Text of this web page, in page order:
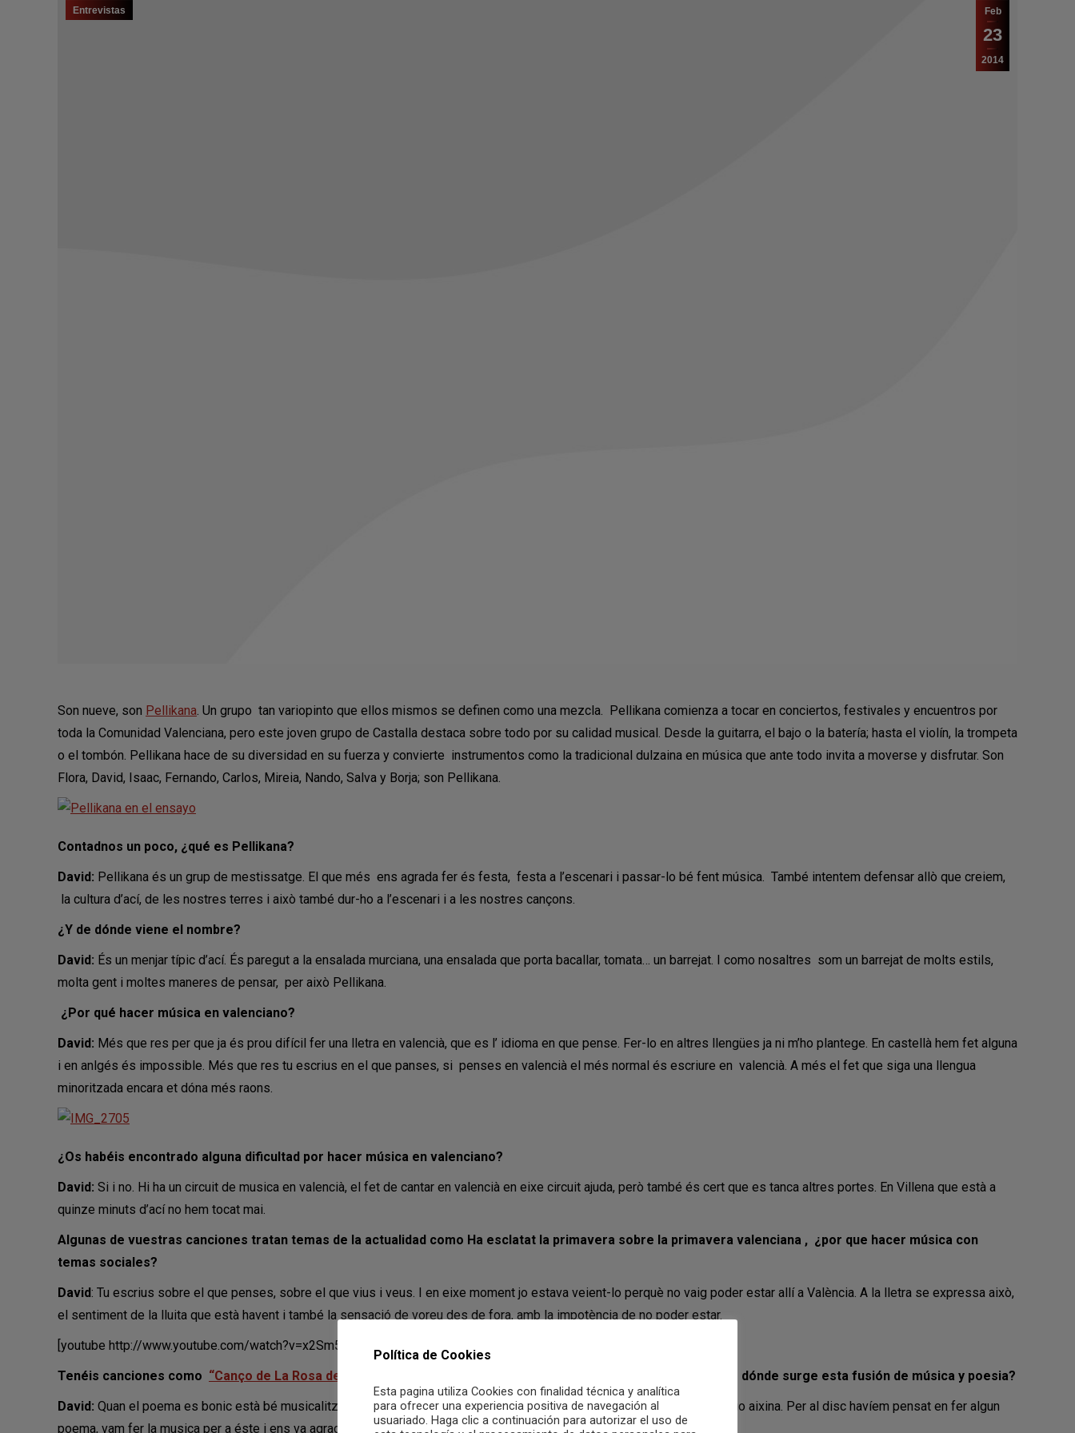
Feb
23
2014
Entrevistas
Son nueve, son Pellikana. Un grupo tan variopinto que ellos mismos se definen como una mezcla. Pellikana comienza a tocar en conciertos, festivales y encuentros por
toda la Comunidad Valenciana, pero este joven grupo de Castalla destaca sobre todo por su calidad musical. Desde la guitarra, el bajo o la batería; hasta el violín, la trompeta
o el tombón. Pellikana hace de su diversidad en su fuerza y convierte instrumentos como la tradicional dulzaina en música que ante todo invita a moverse y disfrutar. Son
Flora, David, Isaac, Fernando, Carlos, Mireia, Nando, Salva y Borja; son Pellikana.
Contadnos un poco, ¿qué es Pellikana?
David: Pellikana és un grup de mestissatge. El que més ens agrada fer és festa, festa a l’escenari i passar-lo bé fent música. També intentem defensar allò que creiem,
la cultura d’ací, de les nostres terres i això també dur-ho a l’escenari i a les nostres cançons.
¿Y de dónde viene el nombre?
David: És un menjar típic d’ací. És paregut a la ensalada murciana, una ensalada que porta bacallar, tomata… un barrejat. I como nosaltres som un barrejat de molts estils,
molta gent i moltes maneres de pensar, per això Pellikana.
¿Por qué hacer música en valenciano?
David: Més que res per que ja és prou difícil fer una lletra en valencià, que es l’ idioma en que pense. Fer-lo en altres llengües ja ni m’ho plantege. En castellà hem fet alguna
i en anlgés és impossible. Més que res tu escrius en el que panses, si penses en valencià el més normal és escriure en valencià. A més el fet que siga una llengua
minoritzada encara et dóna més raons.
¿Os habéis encontrado alguna dificultad por hacer música en valenciano?
David: Si i no. Hi ha un circuit de musica en valencià, el fet de cantar en valencià en eixe circuit ajuda, però també és cert que es tanca altres portes. En Villena que està a
quinze minuts d’ací no hem tocat mai.
Algunas de vuestras canciones tratan temas de la actualidad como Ha esclatat la primavera sobre la primavera valenciana , ¿por que hacer música con
temas sociales?
David: Tu escrius sobre el que penses, sobre el que vius i veus. I en eixe moment jo estava veient-lo perquè no vaig poder estar allí a València. A la lletra se expressa això,
el sentiment de la lluita que està havent i també la sensació de voreu des de fora, amb la impotència de no poder estar.
[youtube http://www.youtube.com/watch?v=x2Sm5rVf6JE?rel=0]
Tenéis canciones como “Canço de La Rosa de Paper
” una adaptación del poema de Vicent Andrés Estellés, ¿de dónde surge esta fusión de música y poesia?
David: Quan el poema es bonic està bé musicalitzarlo, donar la teua visió de eixes lletres. Sempre m’havia agradat fer algo aixina. Per al disc havíem pensat en fer algun
poema, vam fer la musica per a éste i ens va agradar.
Política de Cookies
Esta pagina utiliza Cookies con finalidad técnica y analítica
para ofrecer una experiencia positiva de navegación al
usuariado. Haga clic a continuación para autorizar el uso de